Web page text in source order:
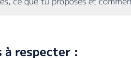
à respecter :